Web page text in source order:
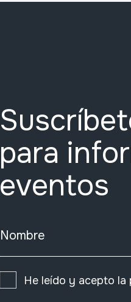
para
eventos
Nombre
He leído y acepto la